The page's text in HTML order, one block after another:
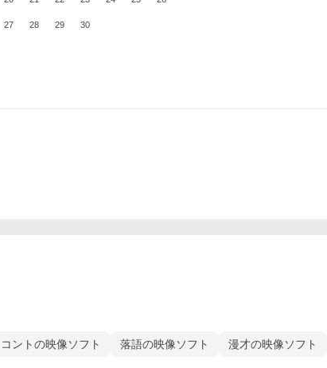
27 28 29 30
コントの映像ソフト 落語の映像ソフト 漫才の映像ソフト